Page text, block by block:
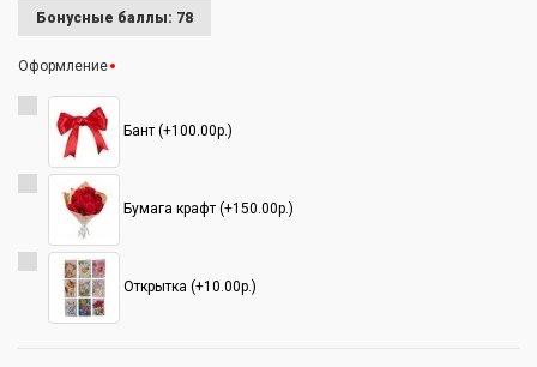
Бонусные баллы: 78
Оформление
Бант (+100.00р.)
Бумага крафт (+150.00р.)
Открытка (+10.00р.)